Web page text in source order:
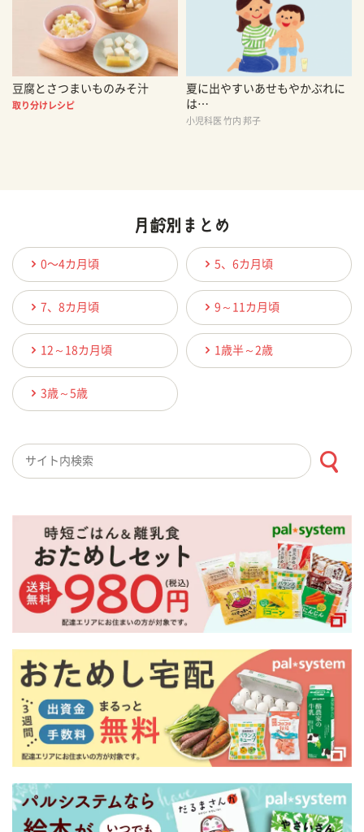
豆腐とさつまいものみそ汁
取り分けレシピ
夏に出やすいあせもやかぶれに
は…
小児科医 竹内 邦子
0〜4カ月頃 5、6カ月頃
7、8カ月頃 9～11カ月頃
12～18カ月頃 1歳半～2歳
3歳～5歳
検索キーワード入力